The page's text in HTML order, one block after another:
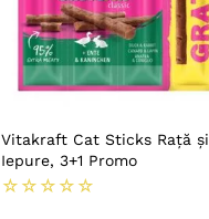
Vitakraft Cat Sticks Rață și
Iepure, 3+1 Promo
☆ ☆ ☆ ☆ ☆